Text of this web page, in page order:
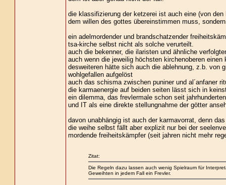
die klassifizierung der ketzerei ist auch eine (von
dem willen des gottes übereinstimmen muss,
ein adelmordender und brandschatzender
tsa-kirche selbst nicht als solche verurteilt.
auch die bekenner, die ilaristen und ähnliche
auch wenn die jeweilig höchsten kirchenoberen einen
desweiteren hätte sich auch die ablehnung, z.b. von
wohlgefallen aufgelöst
auch das schisma zwischen puniner und al´anfaner
die karmaenergie auf beiden seiten lässt sich in
ein dilemma, das frevlermale schon seit
und IT als eine direkte stellungnahme der götter
davon unabhängig ist auch der karmavorrat, denn
die weihe selbst fällt aber explizit nur bei der
mordende freiheitskämpfer (seit jahren nicht mehr
Zitat:
Die Regeln dazu lassen auch wenig Spielraum für
Geweihten in jedem Fall ein Frevler.